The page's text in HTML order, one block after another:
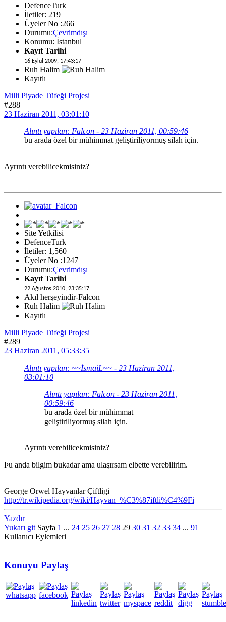
DefenceTurk
İletiler: 219
Üyeler No :266
Durumu:Çevrimdışı
Konumu: İstanbul
Kayıt Tarihi
16 Eylül 2009, 17:43:17
Ruh Halim
Kayıtlı
Milli Piyade Tüfeği Projesi
#288
23 Haziran 2011, 03:01:10
Alıntı yapılan: Falcon - 23 Haziran 2011, 00:59:46
bu arada özel bir mühimmat geliştiriliyormuş silah için.
Ayrıntı verebilicekmisiniz?
Site Yetkilisi
DefenceTurk
İletiler: 1,560
Üyeler No :1247
Durumu:Çevrimdışı
Kayıt Tarihi
22 Ağustos 2010, 23:35:17
Akıl herşeyindir-Falcon
Ruh Halim
Kayıtlı
Milli Piyade Tüfeği Projesi
#289
23 Haziran 2011, 05:33:35
Alıntı yapılan: ~~İsmaiL~~ - 23 Haziran 2011,
03:01:10
Alıntı yapılan: Falcon - 23 Haziran 2011,
00:59:46
bu arada özel bir mühimmat
geliştiriliyormuş silah için.
Ayrıntı verebilicekmisiniz?
Þu anda bilgim bukadar ama ulaşırsam elbette verebilirim.
George Orwel Hayvanlar Çiftligi
http://tr.wikipedia.org/wiki/Hayvan_%C3%87iftli%C4%9Fi
Yazdır
Yukarı git Sayfa 1 ... 24 25 26 27 28 29 30 31 32 33 34 ... 91
Kullanıcı Eylemleri
Konuyu Paylaş